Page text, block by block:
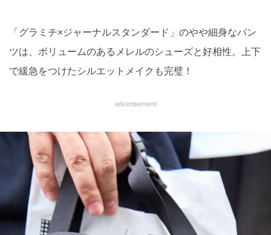
「グラミチ×ジャーナルスタンダード」のやや細身なパン
ツは、ボリュームのあるメレルのシューズと好相性。上下
で緩急をつけたシルエットメイクも完璧！
advertisement